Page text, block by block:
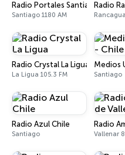
Radio Portales Santiago
Santiago 1180 AM
Radio
Radio Crystal La Ligua
La Ligua 105.3 FM
Medios
Santiago
Radio Azul Chile
Santiago
Radio
Vallenar